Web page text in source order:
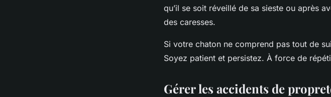
qu’il se soit réveillé de sa sieste ou après
des caresses.
Si votre chaton ne comprend pas tout de
Soyez patient et persistez. À force de
Gérer les accidents de